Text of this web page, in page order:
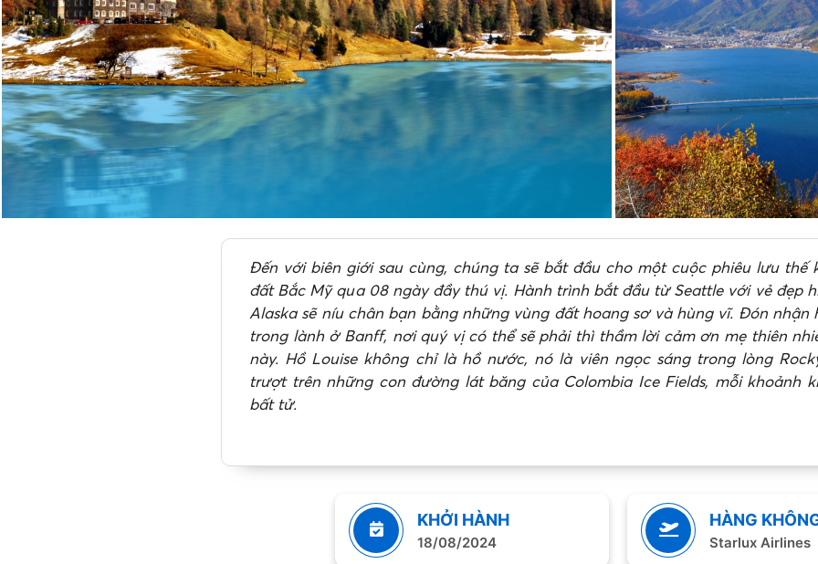
Đến với biên giới sau cùng, chúng ta sẽ bắt đầu cho một cuộc phiêu lưu thế
đất Bắc Mỹ qua 08 ngày đầy thú vị. Hành trình bắt đầu từ Seattle với vẻ đẹp
Alaska sẽ níu chân bạn bằng những vùng đất hoang sơ và hùng vĩ. Đón
trong lành ở Banff, nơi quý vị có thể sẽ phải thì thầm lời cảm ơn mẹ thiên
này. Hồ Louise không chỉ là hồ nước, nó là viên ngọc sáng trong lòng
trượt trên những con đường lát băng của Colombia Ice Fields, mỗi khoảnh
bất tử.
KHỞI HÀNH
18/08/2024
HÀNG
Starlux Airlines